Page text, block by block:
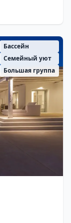
Бассейн
Семейный уют
Большая группа